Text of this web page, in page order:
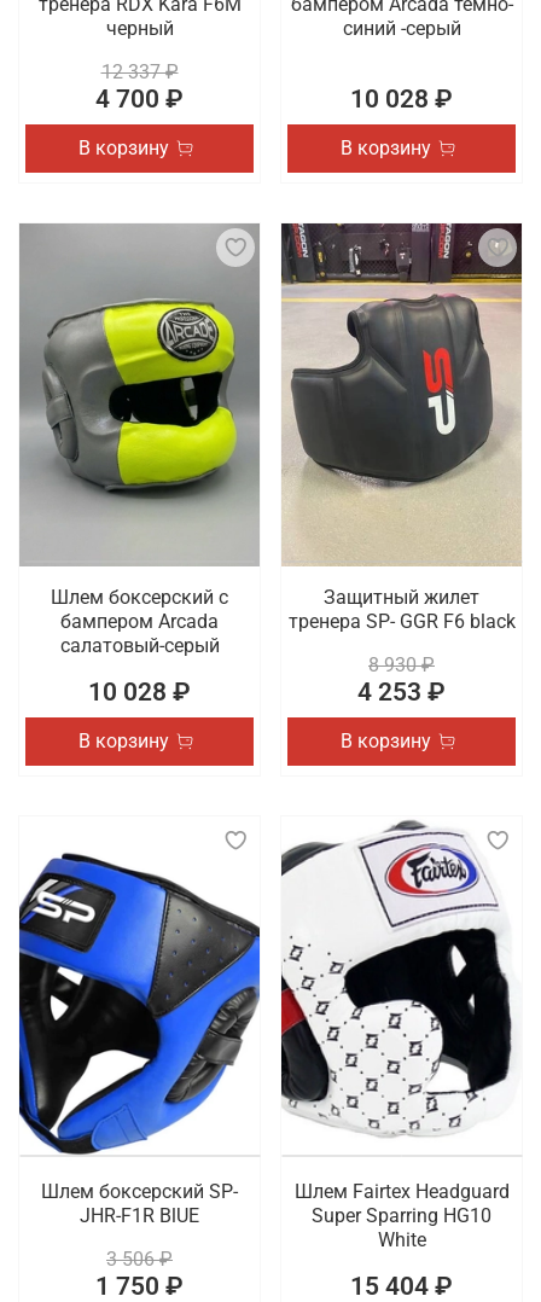
черный
12 337 ₽
4 700 ₽
В корзину
синий -серый
10 028 ₽
В корзину
Шлем боксерский с
бампером Arcada
салатовый-серый
10 028 ₽
В корзину
Защитный жилет
тренера SP- GGR F6 black
8 930 ₽
4 253 ₽
В корзину
Шлем боксерский SP-
JHR-F1R BlUE
3 506 ₽
1 750 ₽
Шлем Fairtex Headguard
Super Sparring HG10
White
15 404 ₽